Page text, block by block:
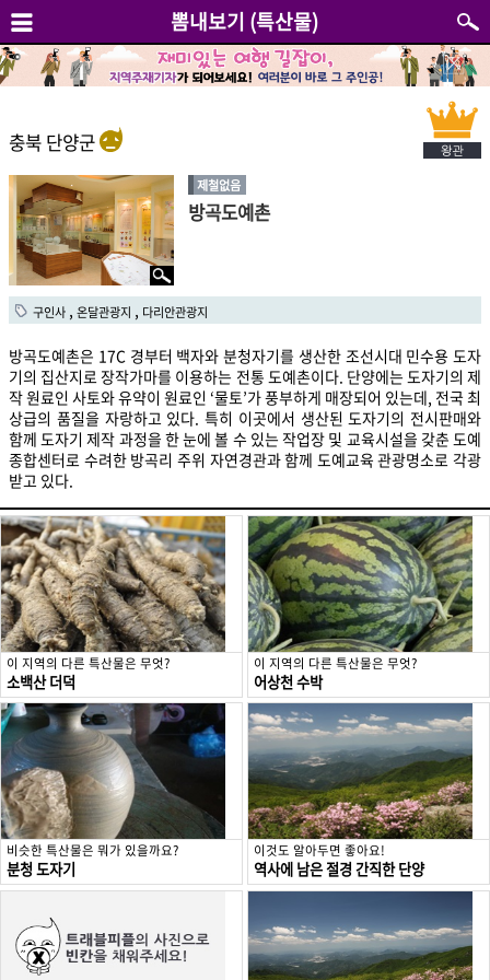
뽐내보기 (특산물)
충북 단양군
제철없음
방곡도예촌
구인사 , 온달관광지 , 다리안관광지
방곡도예촌은 17C 경부터 백자와 분청자기를 생산한 조선시대 민수용 도자
기의 집산지로 장작가마를 이용하는 전통 도예촌이다. 단양에는 도자기의 제
작 원료인 사토와 유약이 원료인 ‘물토’가 풍부하게 매장되어 있는데, 전국 최
상급의 품질을 자랑하고 있다. 특히 이곳에서 생산된 도자기의 전시판매와
함께 도자기 제작 과정을 한 눈에 볼 수 있는 작업장 및 교육시설을 갖춘 도예
종합센터로 수려한 방곡리 주위 자연경관과 함께 도예교육 관광명소로 각광
받고 있다.
이 지역의 다른 특산물은 무엇?
소백산 더덕
이 지역의 다른 특산물은 무엇?
어상천 수박
비슷한 특산물은 뭐가 있을까요?
분청 도자기
이것도 알아두면 좋아요!
역사에 남은 절경 간직한 단양